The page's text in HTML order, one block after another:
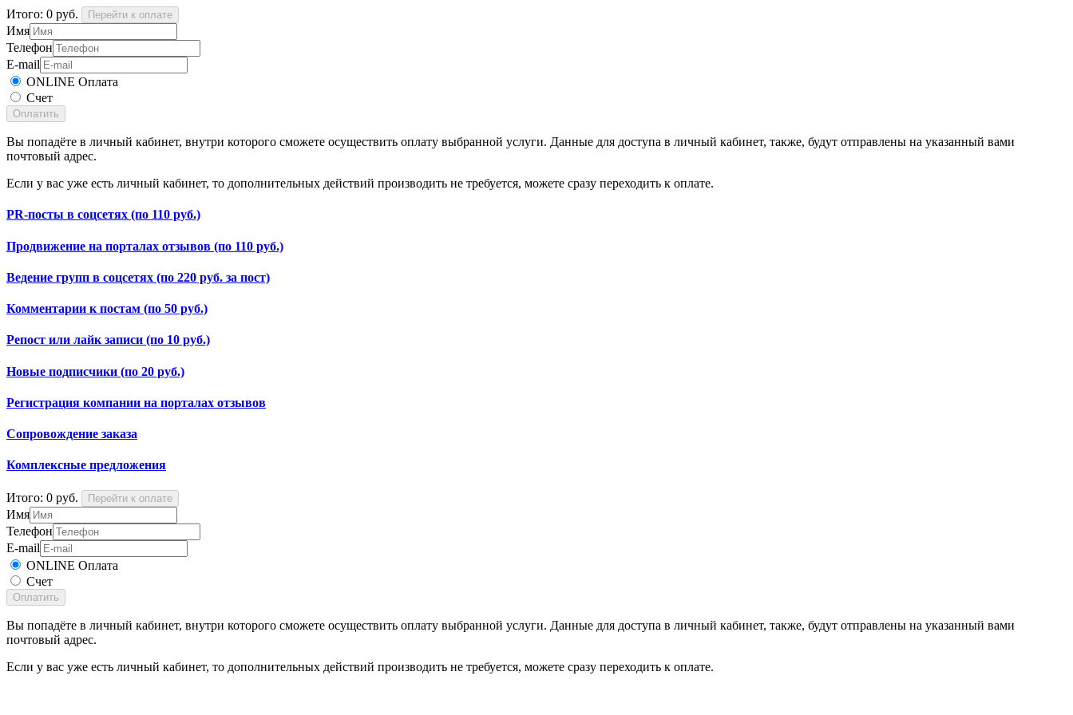
Итого: 0 руб. Перейти к оплате
Имя
Телефон
E-mail
ONLINE Оплата
Счет
Оплатить
Вы попадёте в личный кабинет, внутри которого сможете осуществить оплату выбранной услуги. Данные для доступа в личный кабинет, также, будут отправлены на указанный вами
почтовый адрес.
Если у вас уже есть личный кабинет, то дополнительных действий производить не требуется, можете сразу переходить к оплате.
PR-посты в соцсетях (по 110 руб.)
Продвижение на порталах отзывов (по 110 руб.)
Ведение групп в соцсетях (по 220 руб. за пост)
Комментарии к постам (по 50 руб.)
Репост или лайк записи (по 10 руб.)
Новые подписчики (по 20 руб.)
Регистрация компании на порталах отзывов
Сопровождение заказа
Комплексные предложения
Итого: 0 руб. Перейти к оплате
Имя
Телефон
E-mail
ONLINE Оплата
Счет
Оплатить
Вы попадёте в личный кабинет, внутри которого сможете осуществить оплату выбранной услуги. Данные для доступа в личный кабинет, также, будут отправлены на указанный вами
почтовый адрес.
Если у вас уже есть личный кабинет, то дополнительных действий производить не требуется, можете сразу переходить к оплате.